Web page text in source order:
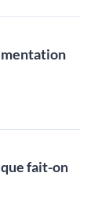
fait-on